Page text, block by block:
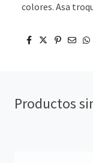
colores. Asa
Productos